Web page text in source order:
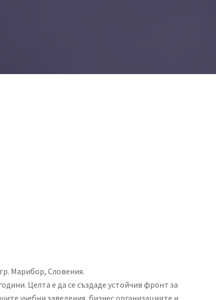
Марибор, Словения.
Целта е да се създаде устойчив фронт за
учебни заведения, бизнес организациите и